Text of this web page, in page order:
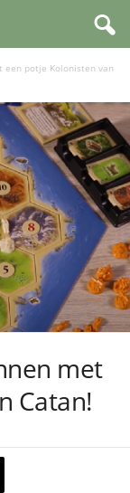
potje Kolonisten van
met
Catan!